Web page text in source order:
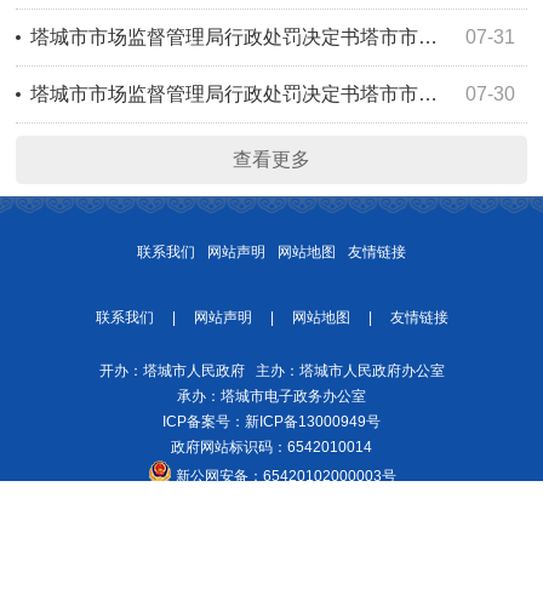
07-31
塔城市市场监督管理局行政处罚决定书塔市市监处罚〔2026〕112号
07-30
塔城市市场监督管理局行政处罚决定书塔市市监处罚〔2026〕114号
查看更多
联系我们 网站声明 网站地图 友情链接
联系我们 网站声明 网站地图 友情链接
开办：塔城市人民政府 主办：塔城市人民政府办公室
承办：塔城市电子政务办公室
ICP备案号： 新ICP备13000949号
政府网站标识码：6542010014
新公网安备： 65420102000003号